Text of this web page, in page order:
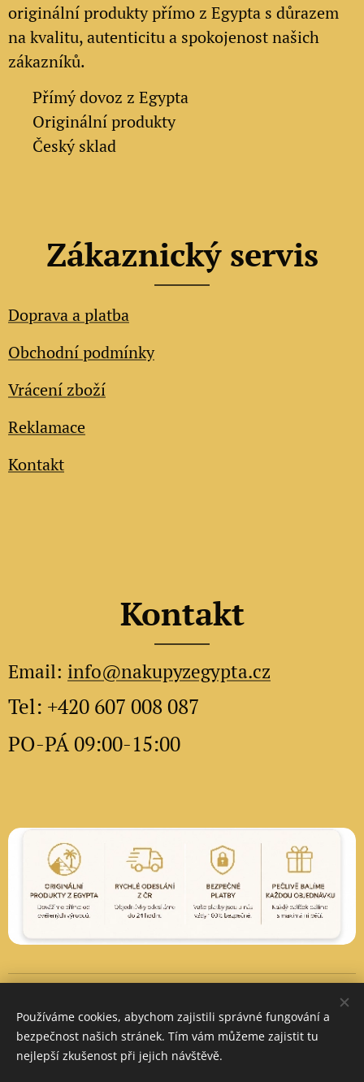
originální produkty přímo z Egypta s důrazem
na kvalitu, autenticitu a spokojenost našich
zákazníků.
Přímý dovoz z Egypta
Originální produkty
✔ Český sklad
Zákaznický servis
Doprava a platba
Obchodní podmínky
Vrácení zboží
Reklamace
Kontakt
Kontakt
Email: info@nakupyzegypta.cz
Tel: +420 607 008 087
PO-PÁ 09:00-15:00
Měna
CZK Kč
EUR € PLN zł
Používáme cookies, abychom zajistili správné fungování a
bezpečnost našich stránek. Tím vám můžeme zajistit tu
nejlepší zkušenost při jejich návštěvě.